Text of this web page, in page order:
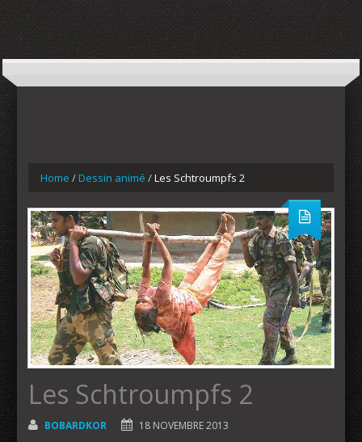
Home /Dessin animé /Les Schtroumpfs 2
Les Schtroumpfs 2
BOBARDKOR 18 NOVEMBRE 2013